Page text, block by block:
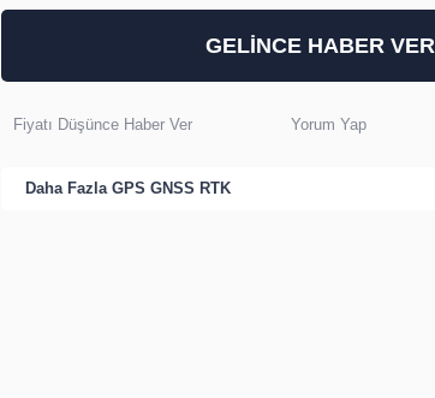
GELİNCE HABER VER
Fiyatı Düşünce Haber Ver Yorum Yap
Daha Fazla GPS GNSS RTK